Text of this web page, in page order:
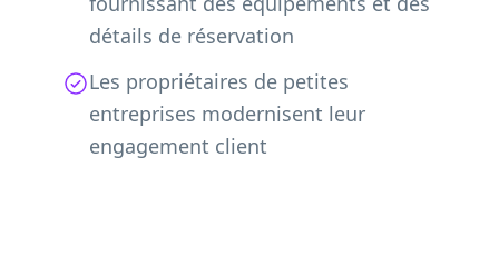
détails de réservation
Les propriétaires de petites
entreprises modernisent leur
engagement client